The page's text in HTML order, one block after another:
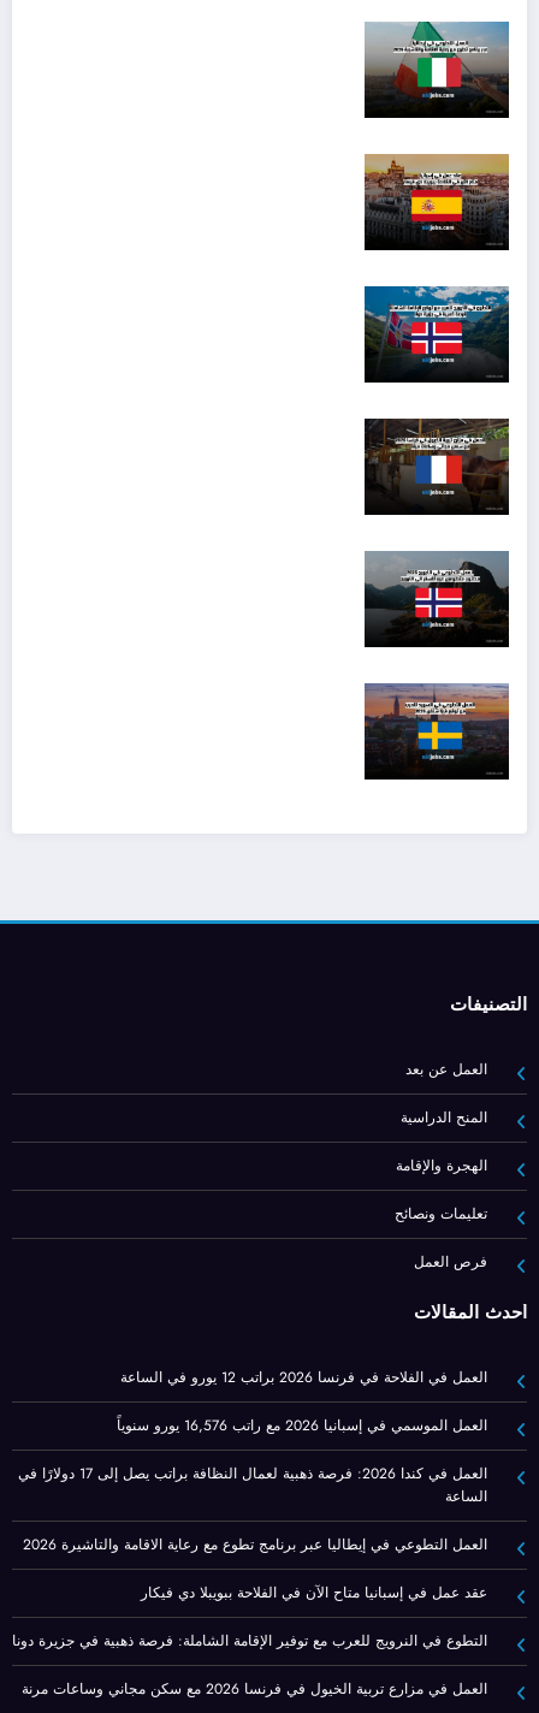
التصنيفات
العمل عن بعد
المنح الدراسية
الهجرة والإقامة
تعليمات ونصائح
فرص العمل
أحدث المقالات
العمل في الفلاحة في فرنسا 2026 براتب 12 يورو في الساعة
العمل الموسمي في إسبانيا 2026 مع راتب 16,576 يورو سنوياً
العمل في كندا 2026: فرصة ذهبية لعمال النظافة براتب يصل إلى 17 دولارًا في
الساعة
العمل التطوعي في إيطاليا عبر برنامج تطوع مع رعاية الاقامة والتاشيرة 2026
عقد عمل في إسبانيا متاح الآن في الفلاحة ببويبلا دي فيكار
التطوع في النرويج للعرب مع توفير الإقامة الشاملة: فرصة ذهبية في جزيرة دونا
العمل في مزارع تربية الخيول في فرنسا 2026 مع سكن مجاني وساعات مرنة